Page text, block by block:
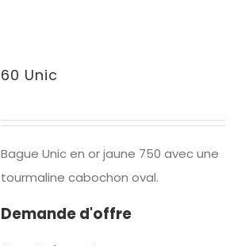
60 Unic
Bague Unic en or jaune 750 avec une
tourmaline cabochon oval.
Demande d'offre